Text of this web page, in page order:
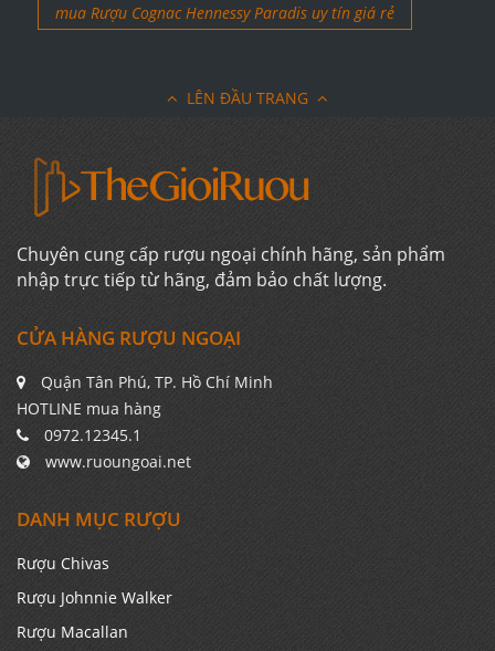
mua Rượu Cognac Hennessy Paradis uy tín giá rẻ
LÊN ĐẦU TRANG
Chuyên cung cấp rượu ngoại chính hãng, sản phẩm
nhập trực tiếp từ hãng, đảm bảo chất lượng.
CỬA HÀNG RƯỢU NGOẠI
Quận Tân Phú, TP. Hồ Chí Minh
HOTLINE mua hàng
0972.12345.1
www.ruoungoai.net
DANH MỤC RƯỢU
Rượu Chivas
Rượu Johnnie Walker
Rượu Macallan